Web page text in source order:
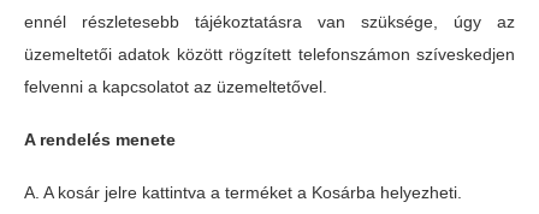
ennél részletesebb tájékoztatásra van szüksége, úgy az
üzemeltetői adatok között rögzített telefonszámon szíveskedjen
felvenni a kapcsolatot az üzemeltetővel.
A rendelés menete
A. A kosár jelre kattintva a terméket a Kosárba helyezheti.